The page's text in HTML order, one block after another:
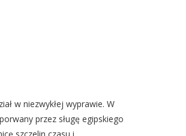
w niezwykłej wyprawie. W
przez sługę egipskiego